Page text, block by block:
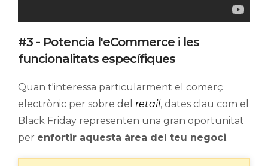
#3 - Potencia l'eCommerce i les
funcionalitats específiques
Quan t'interessa particularment el comerç
electrònic per sobre del retail, dates clau com el
Black Friday representen una gran oportunitat
per enfortir aquesta àrea del teu negoci.